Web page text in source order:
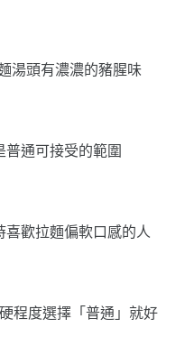
湯頭有濃濃的豬腥味
通可接受的範圍
歡拉麵偏軟口感的人
程度選擇「普通」就好